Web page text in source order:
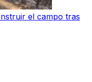
el campo tras